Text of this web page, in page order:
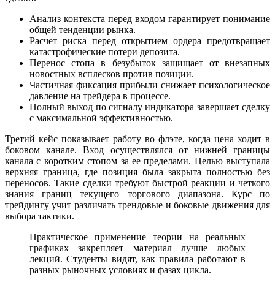
Анализ контекста перед входом гарантирует понимание
общей тенденции рынка.
Расчет риска перед открытием ордера предотвращает
катастрофические потери депозита.
Перенос стопа в безубыток защищает от внезапных
новостных всплесков против позиции.
Частичная фиксация прибыли снижает психологическое
давление на трейдера в процессе.
Полный выход по сигналу индикатора завершает сделку
с максимальной эффективностью.
Третий кейс показывает работу во флэте, когда цена ходит в
боковом канале. Вход осуществлялся от нижней границы
канала с коротким стопом за ее пределами. Целью выступала
верхняя граница, где позиция была закрыта полностью без
переносов. Такие сделки требуют быстрой реакции и четкого
знания границ текущего торгового диапазона. Курс по
трейдингу учит различать трендовые и боковые движения для
выбора тактики.
Практическое применение теории на реальных
графиках закрепляет материал лучше любых
лекций. Студенты видят, как правила работают в
разных рыночных условиях и фазах цикла.